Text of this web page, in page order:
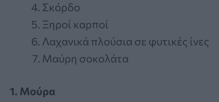
Σκόρδο
Ξηροί καρποί
Λαχανικά πλούσια σε φυτικές ίνες
Μαύρη σοκολάτα
1. Μούρα